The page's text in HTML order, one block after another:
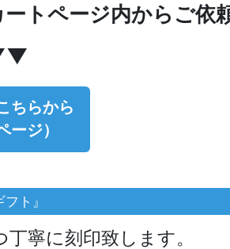
トページ内からご依
ちらから
ージ）
ト』
寧に刻印致します。